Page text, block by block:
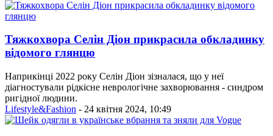
Тяжкохвора Селін Діон прикрасила обкладинку
відомого глянцю
Наприкінці 2022 року Селін Діон зізналася, що у неї
діагностували рідкісне неврологічне захворювання - синдром
ригідної людини.
Lifestyle&Fashion - 24 квітня 2024, 10:49